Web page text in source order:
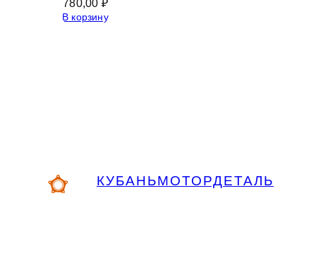
780,00 ₽
В корзину
КУБАНЬМОТОРДЕТАЛЬ